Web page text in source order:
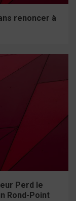
renoncer à
Perd le
Rond-Point